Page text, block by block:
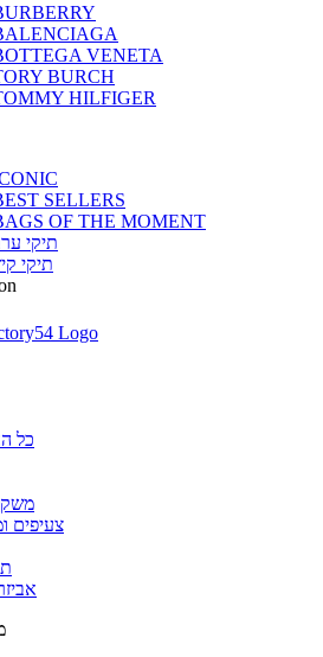
VENETA
BURCH
HILFIGER
SELLERS
OF THE MOMENT
תיקי
תיקי
כל
צעיפים